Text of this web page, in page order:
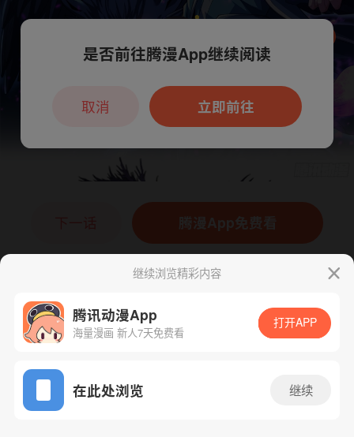
App免费看
腾漫App免费看
继续浏览精彩内容
腾讯动漫App
海量漫画 新人7天免费看
打开APP
在此处浏览 继续
本章节仅支持App阅读，可打开App新用
户7天免费看
是否前往腾漫App继续阅读
立即前往
取消